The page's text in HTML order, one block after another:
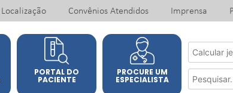
Localização Convênios Atendidos Imprensa
PORTAL DO
PACIENTE
PROCURE UM
ESPECIALISTA